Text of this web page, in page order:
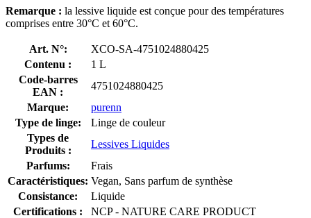
Remarque : la lessive liquide est conçue pour des températures
comprises entre 30°C et 60°C.
Art. N°:
XCO-SA-4751024880425
Contenu :
1 L
Code-barres
EAN :
4751024880425
Marque:
purenn
Type de linge:
Linge de couleur
Types de
Produits :
Lessives Liquides
Parfums:
Frais
Caractéristiques: Vegan, Sans parfum de synthèse
Consistance:
Liquide
Certifications :
NCP - NATURE CARE PRODUCT